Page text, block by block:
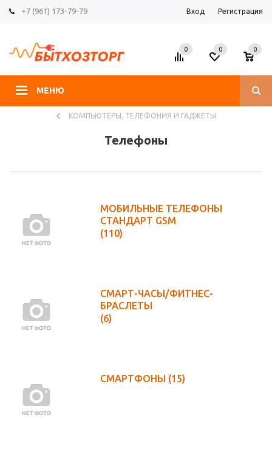
+7 (961) 173-79-79 Вход Регистрация
МЕНЮ
0 0 0
КОМПЬЮТЕРЫ, ТЕЛЕФОНИЯ И ГАДЖЕТЫ
Телефоны
МОБИЛЬНЫЕ ТЕЛЕФОНЫ
СТАНДАРТ GSM
(110)
СМАРТ-ЧАСЫ/ФИТНЕС-
БРАСЛЕТЫ
(6)
СМАРТФОНЫ (15)